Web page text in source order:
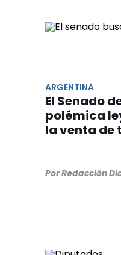
ARGENTINA
El Senado
polémica
la venta de
Por Redacción